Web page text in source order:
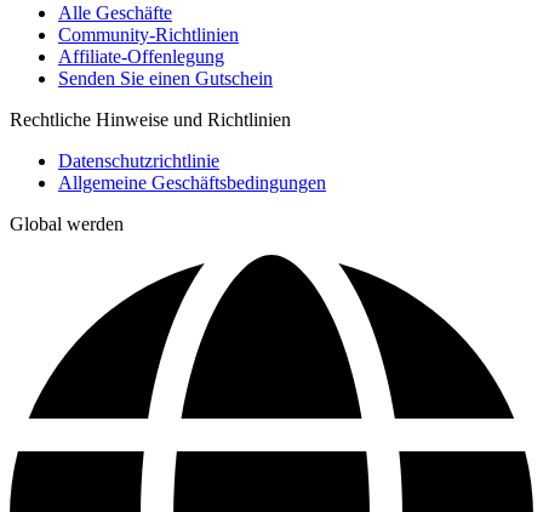
Alle Geschäfte
Community-Richtlinien
Affiliate-Offenlegung
Senden Sie einen Gutschein
Rechtliche Hinweise und Richtlinien
Datenschutzrichtlinie
Allgemeine Geschäftsbedingungen
Global werden